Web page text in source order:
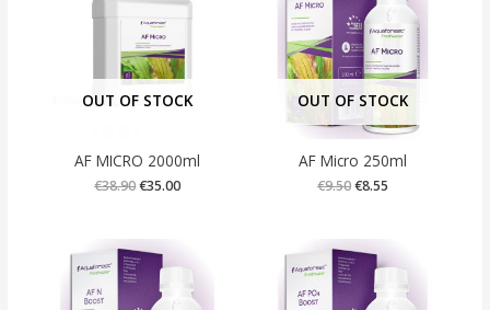
OUT OF STOCK
AF MICRO 2000ml
€38.90€35.00
OUT OF STOCK
AF Micro 250ml
€9.50€8.55